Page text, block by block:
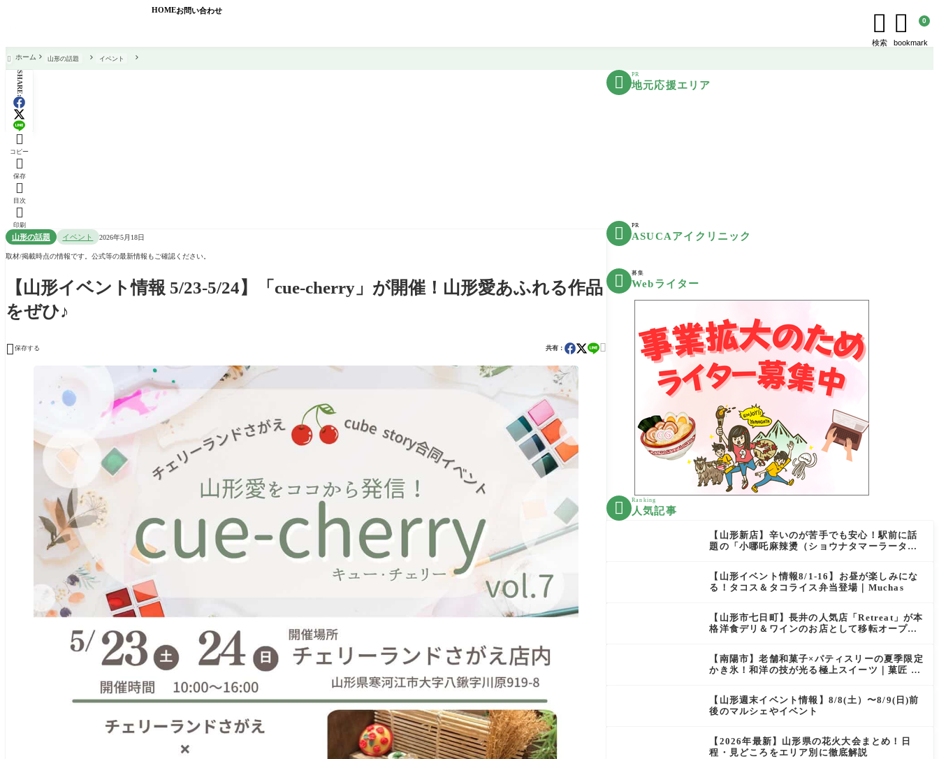
HOMEお問い合わせ 
検索
 0
bookmark
 ホーム 山形の話題 イベント
SHARE:

コピー

保存

目次

印刷
山形の話題 イベント 2026年5月18日
取材/掲載時点の情報です。公式等の最新情報もご確認ください。
【山形イベント情報 5/23-5/24】「cue-cherry」が開催！山形愛あふれる作品
をぜひ♪
 保存する 共有： 
 PR
地元応援エリア
 PR
ASUCAアイクリニック
 募集
Webライター
 Ranking
人気記事
【山形新店】辛いのが苦手でも安心！駅前に話
題の「小哪吒麻辣燙（ショウナタマーラータ
【山形イベント情報8/1-16】お昼が楽しみにな
る！タコス＆タコライス弁当登場｜Muchas
【山形市七日町】長井の人気店「Retreat」が本
格洋食デリ＆ワインのお店として移転オープン
【南陽市】老舗和菓子×パティスリーの夏季限定
かき氷！和洋の技が光る極上スイーツ｜菓匠 萬
【山形週末イベント情報】8/8(土）〜8/9(日)前
後のマルシェやイベント
【2026年最新】山形県の花火大会まとめ！日
程・見どころをエリア別に徹底解説